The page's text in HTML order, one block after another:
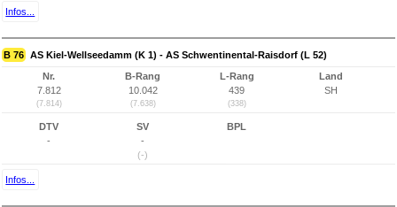
Infos...
B 76 AS Kiel-Wellseedamm (K 1) - AS Schwentinental-Raisdorf (L 52)
Nr.
7.812
(7.814)
B-Rang
10.042
(7.638)
L-Rang
439
(338)
Land
SH
DTV
-
SV
-
(-)
BPL
Infos...